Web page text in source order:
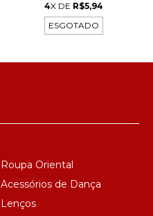
4X DE R$5,94
ESGOTADO
Roupa Oriental
Acessórios de Dança
Lenços